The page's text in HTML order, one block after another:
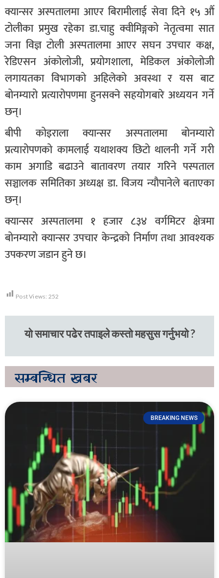
क्यान्सर अस्पतालमा आएर बिरामीलाई सेवा दिने १५ औं
टोलीका प्रमुख रहेका डा.चाहु क्वीमिङ्गको नेतृत्वमा सात
जना विज्ञ टोली अस्पतालमा आएर सघन उपचार कक्ष,
रेडिएसन अंकोलोजी, प्रयोगशाला, मेडिकल अंकोलोजी
लगायतका विभागको अहिलेको अवस्था र यस बाट
बोनम्यारो प्रत्यारोपणमा हुनसक्ने सहयोगबारे अध्ययन गर्ने
छन्।
बीपी कोइराला क्यान्सर अस्पतालमा बोनम्यारो
प्रत्यारोपणको कामलाई यथाशक्य छिटो थालनी गर्ने गरी
काम अगाडि बढाउने बातावरण तयार गरिने पस्पताल
सञ्चालक समितिका अध्यक्ष डा. विजय न्याैपानेले बताएका
छन्।
क्यान्सर अस्पतालमा १ हजार ८३४ वर्गमिटर क्षेत्रमा
बोनम्यारो क्यान्सर उपचार केन्द्रको निर्माण तथा आवश्यक
उपकरण जडान हुने छ।
Post Views: 252
यो समाचार पढेर तपाइले कस्तो महसुस गर्नुभयो ?
सम्बन्धित खबर
BREAKING NEWS